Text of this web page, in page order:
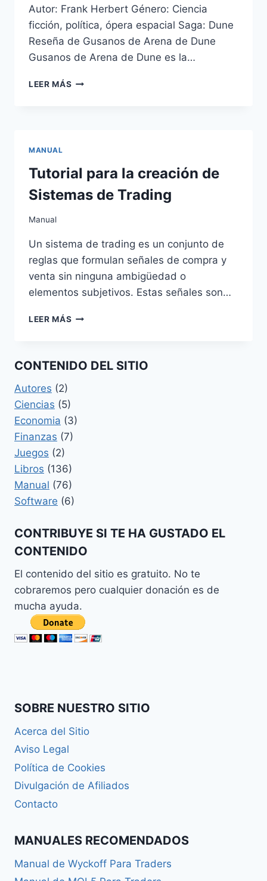
Autor: Frank Herbert Género: Ciencia
ficción, política, ópera espacial Saga: Dune
Reseña de Gusanos de Arena de Dune
Gusanos de Arena de Dune es la…
LEER MÁS GUSANOS
HERBERT
MANUAL
Tutorial para la creación de
Sistemas de Trading
Manual
Un sistema de trading es un conjunto de
reglas que formulan señales de compra y
venta sin ninguna ambigüedad o
elementos subjetivos. Estas señales son…
LEER MÁS TUTORIAL
DE
CONTENIDO DEL SITIO
Autores (2)
Ciencias (5)
Economia (3)
Finanzas (7)
Juegos (2)
Libros (136)
Manual (76)
Software (6)
CONTRIBUYE SI TE HA GUSTADO EL
CONTENIDO
El contenido del sitio es gratuito. No te
cobraremos pero cualquier donación es de
mucha ayuda.
SOBRE NUESTRO SITIO
Acerca del Sitio
Aviso Legal
Política de Cookies
Divulgación de Afiliados
Contacto
MANUALES RECOMENDADOS
Manual de Wyckoff Para Traders